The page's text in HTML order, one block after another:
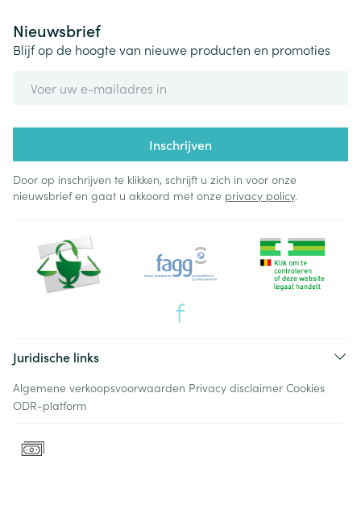
Nieuwsbrief
Blijf op de hoogte van nieuwe producten en promoties
Inschrijven
Door op inschrijven te klikken, schrijft u zich in voor onze
nieuwsbrief en gaat u akkoord met onze privacy policy.
Juridische links
Algemene verkoopsvoorwaarden Privacy disclaimer Cookies
ODR-platform